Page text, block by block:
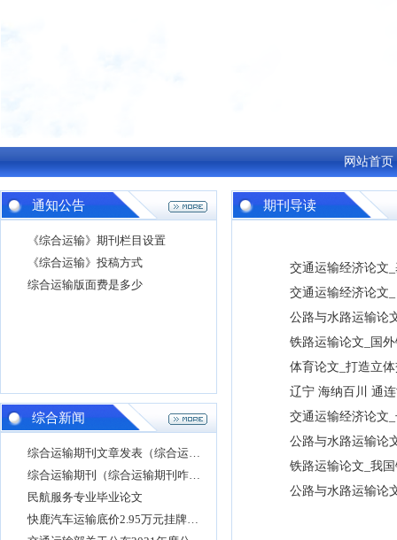
网站首页
通知公告
《综合运输》期刊栏目设置
《综合运输》投稿方式
综合运输版面费是多少
综合新闻
综合运输期刊文章发表（综合运输投稿）
综合运输期刊（综合运输期刊咋样）
民航服务专业毕业论文
快鹿汽车运输底价2.95万元挂牌转让快鹿汽车销售
期刊导读
交通运输经济论文
交通运输经济论文
公路与水路运输论
铁路运输论文_国
体育论文_打造立
辽宁 海纳百川 通
交通运输经济论文
公路与水路运输论
铁路运输论文_我
公路与水路运输论